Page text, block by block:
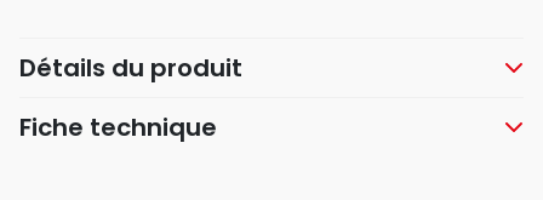
Détails du produit
Fiche technique